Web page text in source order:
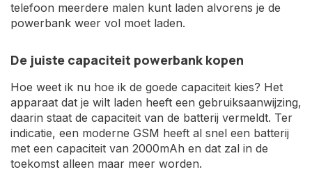
telefoon meerdere malen kunt laden alvorens je de
powerbank weer vol moet laden.
De juiste capaciteit powerbank kopen
Hoe weet ik nu hoe ik de goede capaciteit kies? Het
apparaat dat je wilt laden heeft een gebruiksaanwijzing,
daarin staat de capaciteit van de batterij vermeldt. Ter
indicatie, een moderne GSM heeft al snel een batterij
met een capaciteit van 2000mAh en dat zal in de
toekomst alleen maar meer worden.